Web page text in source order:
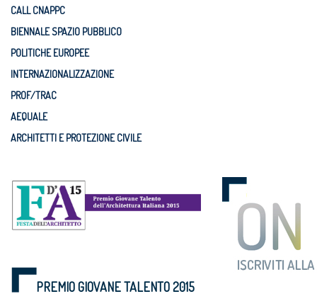
CALL CNAPPC
BIENNALE SPAZIO PUBBLICO
POLITICHE EUROPEE
INTERNAZIONALIZZAZIONE
PROF/TRAC
AEQUALE
ARCHITETTI E PROTEZIONE CIVILE
PREMIO GIOVANE TALENTO 2015